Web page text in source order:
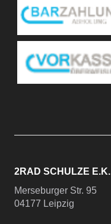
2RAD SCHULZE E.K.
Merseburger Str. 95
04177 Leipzig